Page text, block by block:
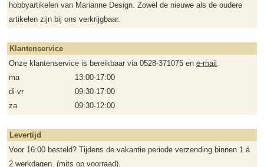
hobbyartikelen van Marianne Design. Zowel de nieuwe als de oudere
artikelen zijn bij ons verkrijgbaar.
Klantenservice
Onze klantenservice is bereikbaar via 0528-371075 en e-mail .
ma
13:00-17:00
di-vr
09:30-17:00
za
09:30-12:00
Levertijd
Voor 16:00 besteld? Tijdens de vakantie periode verzending binnen 1 á
2 werkdagen. (mits op voorraad).